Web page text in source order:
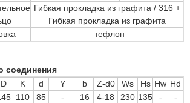
Гибкая прокладка из графита / 316 +
Гибкая прокладка из графита
тефлон
соединения
D K d Y b Z-d0 Ws Hs Hw Hd
110 85 - 16 4-18 230 135 -
-